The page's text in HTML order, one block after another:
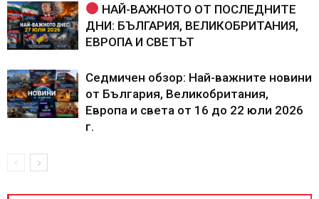
НАЙ-ВАЖНОТО ОТ ПОСЛЕДНИТЕ
ДНИ: БЪЛГАРИЯ, ВЕЛИКОБРИТАНИЯ,
ЕВРОПА И СВЕТЪТ
Седмичен обзор: Най-важните новини
от България, Великобритания,
Европа и света от 16 до 22 юли 2026
г.